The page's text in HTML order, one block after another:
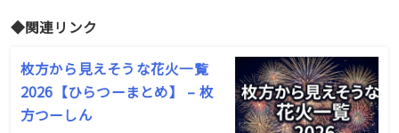
◆関連リンク
枚方から見えそうな花火一覧
2026【ひらつーまとめ】 – 枚
方つーしん